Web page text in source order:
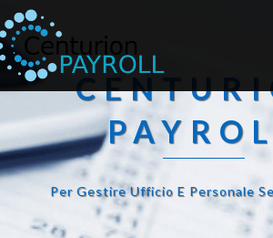
Per Gestire Ufficio E Personale